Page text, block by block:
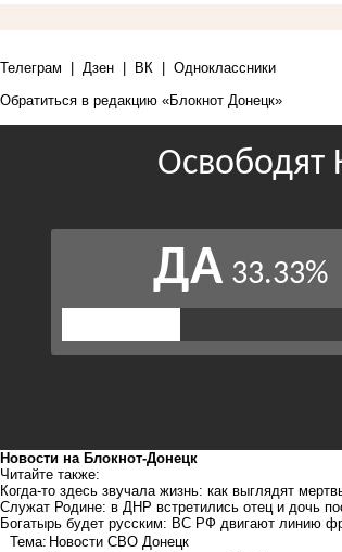
Телеграм Дзен ВК
Одноклассники
Обратиться в редакцию «Блокнот Донецк»
Новости на Блoкнoт-Донецк
Читайте также:
Когда-то здесь звучала жизнь: как выглядят
Служат Родине: в ДНР встретились отец и дочь
Богатырь будет русским: ВС РФ двигают линию
Тема: Новости СВО Донецк